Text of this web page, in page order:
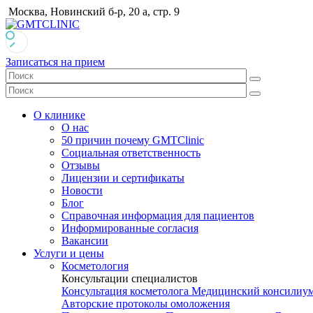
Москва, Новинский б-р, 20 а, стр. 9
Записаться на прием
О клинике
О нас
50 причин почему GMTClinic
Социальная ответственность
Отзывы
Лицензии и сертификаты
Новости
Блог
Справочная информация для пациентов
Информированные согласия
Вакансии
Услуги и цены
Косметология
Консультации специалистов
Консультация косметолога Медицинский
Авторские протоколы омоложения